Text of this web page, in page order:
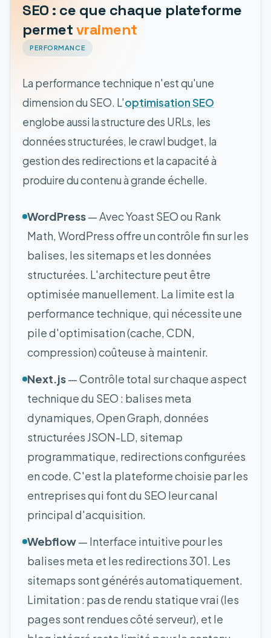
SEO : ce que chaque plateforme
permetvraiment
PERFORMANCE
La performance technique n'est qu'une
dimension du SEO. L'optimisation SEO
englobe aussi la structure des URLs, les
données structurées, le crawl budget, la
gestion des redirections et la capacité à
produire du contenu à grande échelle.
WordPress— Avec Yoast SEO ou Rank
Math, WordPress offre un contrôle fin sur les
balises, les sitemaps et les données
structurées. L'architecture peut être
optimisée manuellement. La limite est la
performance technique, qui nécessite une
pile d'optimisation (cache, CDN,
compression) coûteuse à maintenir.
Next.js— Contrôle total sur chaque aspect
technique du SEO : balises meta
dynamiques, Open Graph, données
structurées JSON-LD, sitemap
programmatique, redirections configurées
en code. C'est la plateforme choisie par les
entreprises qui font du SEO leur canal
principal d'acquisition.
Webflow— Interface intuitive pour les
balises meta et les redirections 301. Les
sitemaps sont générés automatiquement.
Limitation : pas de rendu statique vrai (les
pages sont rendues côté serveur), et le